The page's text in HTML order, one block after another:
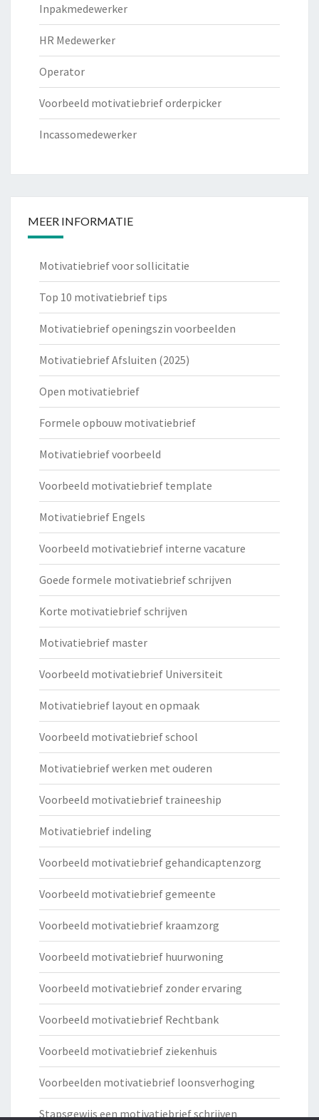
Inpakmedewerker
HR Medewerker
Operator
Voorbeeld motivatiebrief orderpicker
Incassomedewerker
MEER INFORMATIE
Motivatiebrief voor sollicitatie
Top 10 motivatiebrief tips
Motivatiebrief openingszin voorbeelden
Motivatiebrief Afsluiten (2025)
Open motivatiebrief
Formele opbouw motivatiebrief
Motivatiebrief voorbeeld
Voorbeeld motivatiebrief template
Motivatiebrief Engels
Voorbeeld motivatiebrief interne vacature
Goede formele motivatiebrief schrijven
Korte motivatiebrief schrijven
Motivatiebrief master
Voorbeeld motivatiebrief Universiteit
Motivatiebrief layout en opmaak
Voorbeeld motivatiebrief school
Motivatiebrief werken met ouderen
Voorbeeld motivatiebrief traineeship
Motivatiebrief indeling
Voorbeeld motivatiebrief gehandicaptenzorg
Voorbeeld motivatiebrief gemeente
Voorbeeld motivatiebrief kraamzorg
Voorbeeld motivatiebrief huurwoning
Voorbeeld motivatiebrief zonder ervaring
Voorbeeld motivatiebrief Rechtbank
Voorbeeld motivatiebrief ziekenhuis
Voorbeelden motivatiebrief loonsverhoging
Stapsgewijs een motivatiebrief schrijven